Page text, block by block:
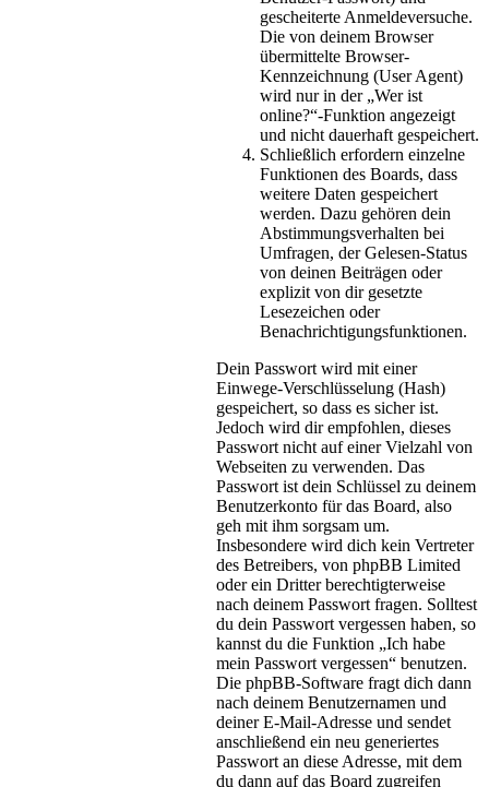
gescheiterte Anmeldeversuche.
Die von deinem Browser
übermittelte Browser-
Kennzeichnung (User Agent)
wird nur in der „Wer ist
online?“-Funktion angezeigt
und nicht dauerhaft gespeichert.
Schließlich erfordern einzelne
Funktionen des Boards, dass
weitere Daten gespeichert
werden. Dazu gehören dein
Abstimmungsverhalten bei
Umfragen, der Gelesen-Status
von deinen Beiträgen oder
explizit von dir gesetzte
Lesezeichen oder
Benachrichtigungsfunktionen.
Dein Passwort wird mit einer
Einwege-Verschlüsselung (Hash)
gespeichert, so dass es sicher ist.
Jedoch wird dir empfohlen, dieses
Passwort nicht auf einer Vielzahl von
Webseiten zu verwenden. Das
Passwort ist dein Schlüssel zu deinem
Benutzerkonto für das Board, also
geh mit ihm sorgsam um.
Insbesondere wird dich kein Vertreter
des Betreibers, von phpBB Limited
oder ein Dritter berechtigterweise
nach deinem Passwort fragen. Solltest
du dein Passwort vergessen haben, so
kannst du die Funktion „Ich habe
mein Passwort vergessen“ benutzen.
Die phpBB-Software fragt dich dann
nach deinem Benutzernamen und
deiner E-Mail-Adresse und sendet
anschließend ein neu generiertes
Passwort an diese Adresse, mit dem
du dann auf das Board zugreifen